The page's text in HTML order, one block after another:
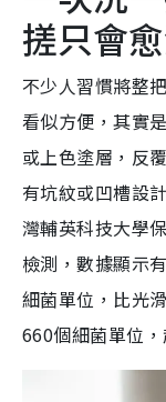
搓只會
不少人習慣將整
看似方便，其實
或上色塗層，反
有坑紋或凹槽設
灣輔英科技大學
檢測，數據顯示
細菌單位，比光
660個細菌單位